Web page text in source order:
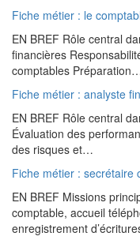
Fiche métier : le
EN BREF Rôle central
financières
comptables
Fiche métier : analyste
EN BREF Rôle central
Évaluation des
des risques et…
Fiche métier : secrétaire
EN BREF Missions
comptable, accueil
enregistrement